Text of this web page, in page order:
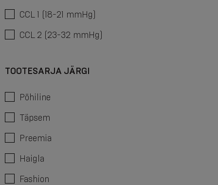
CCL 1 (18-21 mmHg)
CCL 2 (23-32 mmHg)
TOOTESARJA JÄRGI
Põhiline
Täpsem
Preemia
Haigla
Fashion